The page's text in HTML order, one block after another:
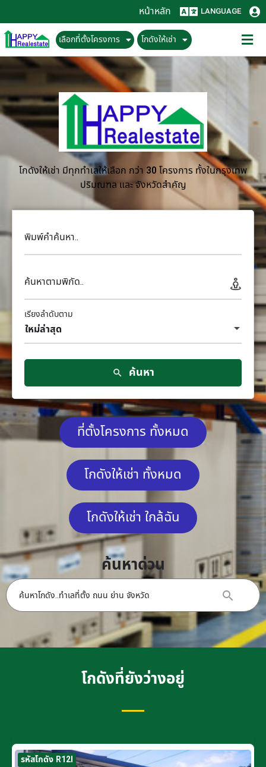
หน้าหลัก LANGUAGE
เลือกที่ตั้งโครงการ โกดังให้เช่า
โกดังให้เช่า มีทุกทำเลให้เลือก กว่า 30 โครงการ ทั้งในกรุงเทพ
ปริมณฑล และ จังหวัดสำคัญ
พิมพ์คำค้นหา..
ค้นหาตามพิกัด..
ใหม่ล่าสุด
เรียงลำดับตาม
ค้นหา
ที่ตั้งโครงการ ทั้งหมด
โกดังให้เช่า ทั้งหมด
โกดังให้เช่า ใกล้ฉัน
ค้นหาด่วน
โกดังที่ยังว่างอยู่
รหัสโกดัง R12I